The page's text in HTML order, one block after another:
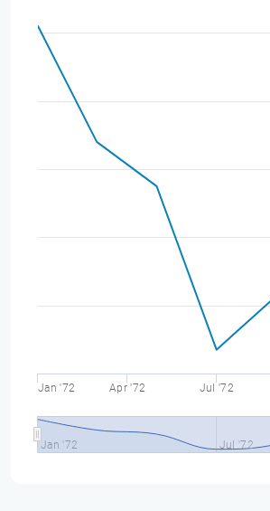
Jan '72 Apr '72 Jul '72
Jan '72 Jul '72